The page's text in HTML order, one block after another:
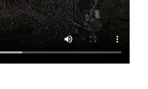
ausland/asien/nato-
#Frieden #Sicherheit